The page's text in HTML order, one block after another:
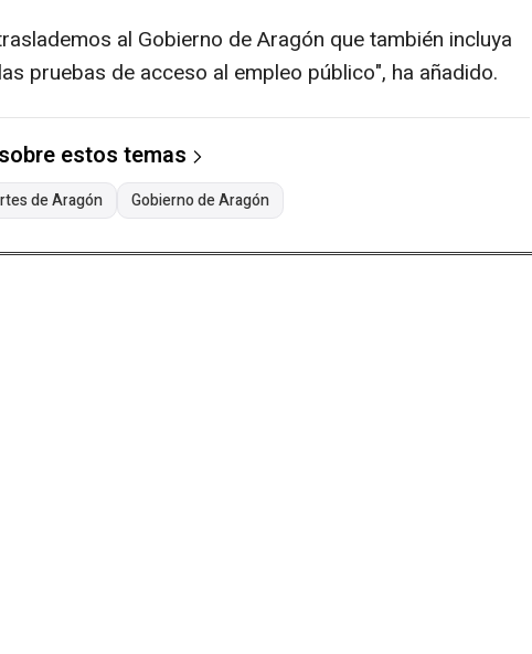
al Gobierno de Aragón que también incluya
pruebas de acceso al empleo público", ha añadido.
estos temas
de Aragón Gobierno de Aragón